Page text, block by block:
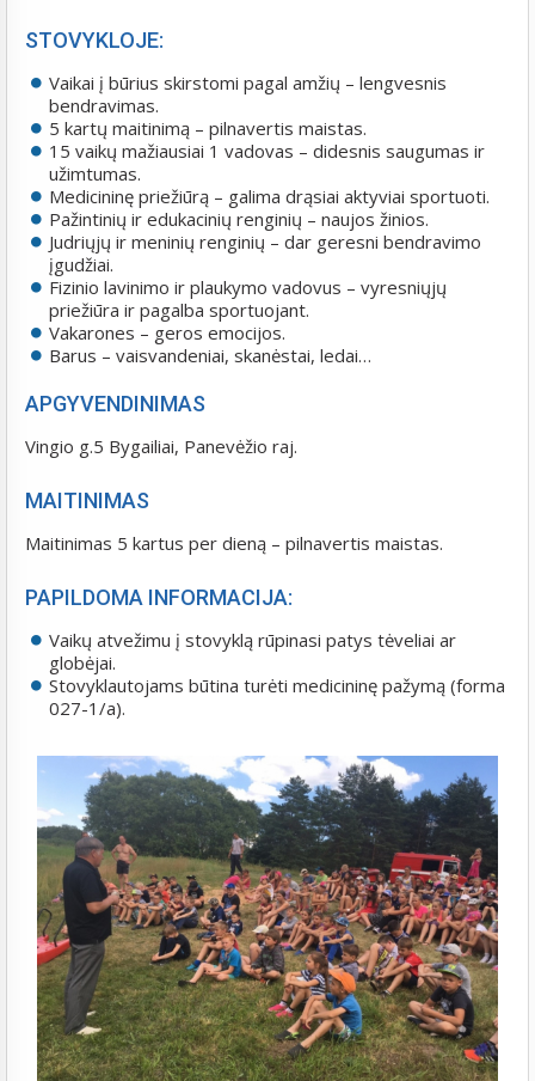
STOVYKLOJE:
Vaikai į būrius skirstomi pagal amžių – lengvesnis
bendravimas.
5 kartų maitinimą – pilnavertis maistas.
15 vaikų mažiausiai 1 vadovas – didesnis saugumas ir
užimtumas.
Medicininę priežiūrą – galima drąsiai aktyviai sportuoti.
Pažintinių ir edukacinių renginių – naujos žinios.
Judriųjų ir meninių renginių – dar geresni bendravimo
įgudžiai.
Fizinio lavinimo ir plaukymo vadovus – vyresniųjų
priežiūra ir pagalba sportuojant.
Vakarones – geros emocijos.
Barus – vaisvandeniai, skanėstai, ledai…
APGYVENDINIMAS
Vingio g.5 Bygailiai, Panevėžio raj.
MAITINIMAS
Maitinimas 5 kartus per dieną – pilnavertis maistas.
PAPILDOMA INFORMACIJA:
Vaikų atvežimu į stovyklą rūpinasi patys tėveliai ar
globėjai.
Stovyklautojams būtina turėti medicininę pažymą (forma
027-1/a).